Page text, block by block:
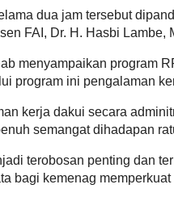
dua jam tersebut
FAI, Dr. H. Hasbi Lambe,
menyampaikan program
program ini pengalaman
kerja dakui secara
semangat dihadapan
terobosan penting dan
bagi kemenag